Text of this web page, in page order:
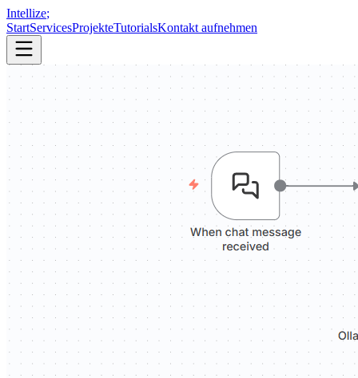
Intellize;
StartServicesProjekteTutorialsKontakt aufnehmen